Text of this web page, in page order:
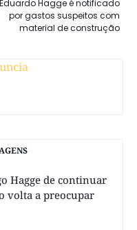
Eduardo Hagge é notificado
por gastos suspeitos com
material de construção
Hagge de continuar
volta a preocupar